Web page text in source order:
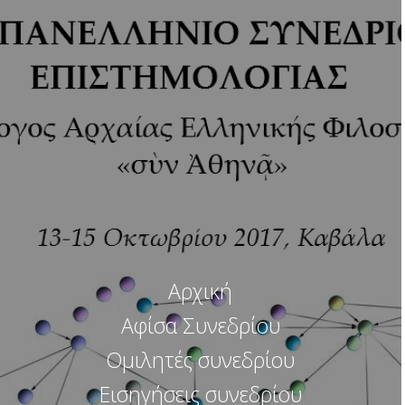
Αρχική
Αφίσα Συνεδρίου
Ομιλητές συνεδρίου
Εισηγήσεις συνεδρίου